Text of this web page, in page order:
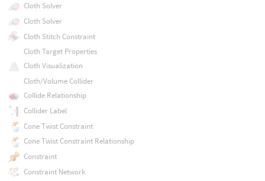
Cloth Solver
Cloth Solver
Cloth Stitch Constraint
Cloth Target Properties
Cloth Visualization
Cloth/Volume Collider
Collide Relationship
Collider Label
Cone Twist Constraint
Cone Twist Constraint Relationship
Constraint
Constraint Network